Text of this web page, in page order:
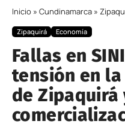
Inicio » Cundinamarca »
Zipaquirá Economía
Fallas en
tensión en la
de